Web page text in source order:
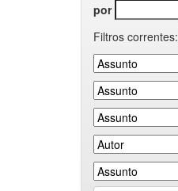
por
Filtros correntes: